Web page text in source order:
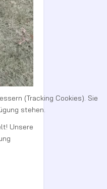
Unsere
(Tracking Cookies). Sie
stehen.